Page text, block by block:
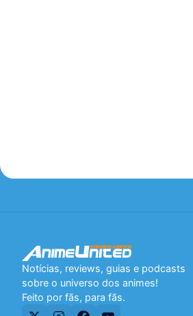
Notícias, reviews, guias e podcasts
sobre o universo dos animes!
Feito por fãs, para fãs.